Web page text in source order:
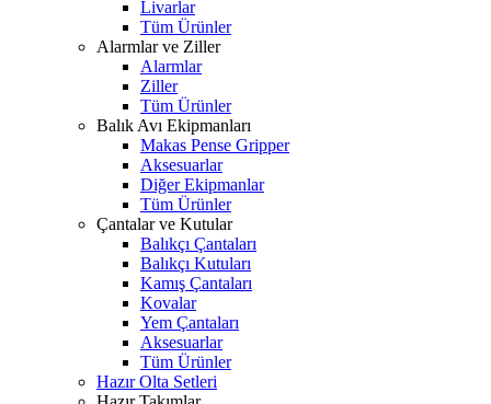
Livarlar
Tüm Ürünler
Alarmlar ve Ziller
Alarmlar
Ziller
Tüm Ürünler
Balık Avı Ekipmanları
Makas Pense Gripper
Aksesuarlar
Diğer Ekipmanlar
Tüm Ürünler
Çantalar ve Kutular
Balıkçı Çantaları
Balıkçı Kutuları
Kamış Çantaları
Kovalar
Yem Çantaları
Aksesuarlar
Tüm Ürünler
Hazır Olta Setleri